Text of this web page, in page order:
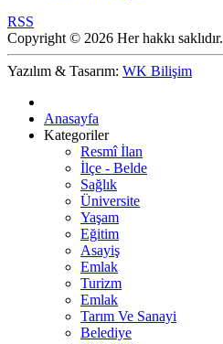
RSS
Copyright © 2026 Her hakkı saklıdır.
Yazılım & Tasarım: WK Bilişim
Anasayfa
Kategoriler
Resmî İlan
İlçe - Belde
Sağlık
Üniversite
Yaşam
Eğitim
Asayiş
Emlak
Turizm
Emlak
Tarım Ve Sanayi
Belediye